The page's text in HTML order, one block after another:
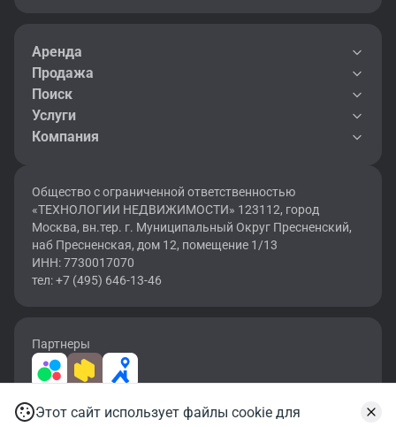
Аренда
Продажа
Поиск
Услуги
Компания
Общество с ограниченной ответственностью
«ТЕХНОЛОГИИ НЕДВИЖИМОСТИ» 123112, город
Москва, вн.тер. г. Муниципальный Округ Пресненский,
наб Пресненская, дом 12, помещение 1/13
ИНН: 7730017070
тел: +7 (495) 646-13-46
Партнеры
2026 © OF.RU | Все права защищены.
Этот сайт использует файлы cookie для